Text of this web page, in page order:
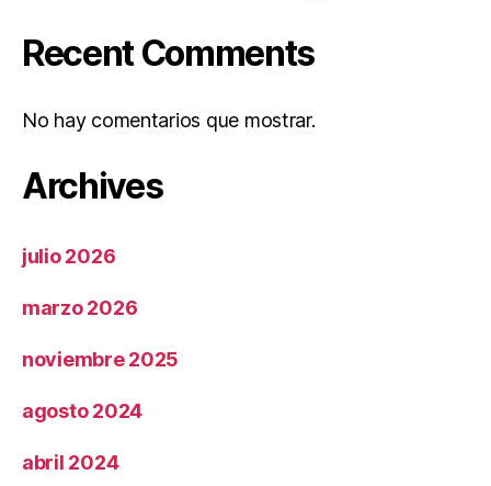
Recent Comments
No hay comentarios que mostrar.
Archives
julio 2026
marzo 2026
noviembre 2025
agosto 2024
abril 2024